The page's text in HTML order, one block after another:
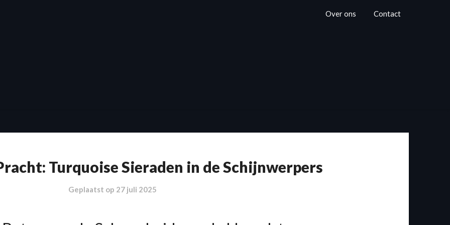
Over ons Contact
Turquoise Sieraden in de Schijnwerpers
Geplaatst op 27 juli 2025